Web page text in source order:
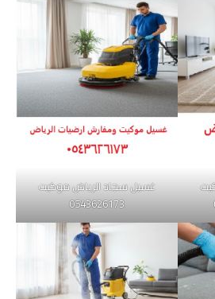
غسيل سجاد الرياض موكيت
0543626173